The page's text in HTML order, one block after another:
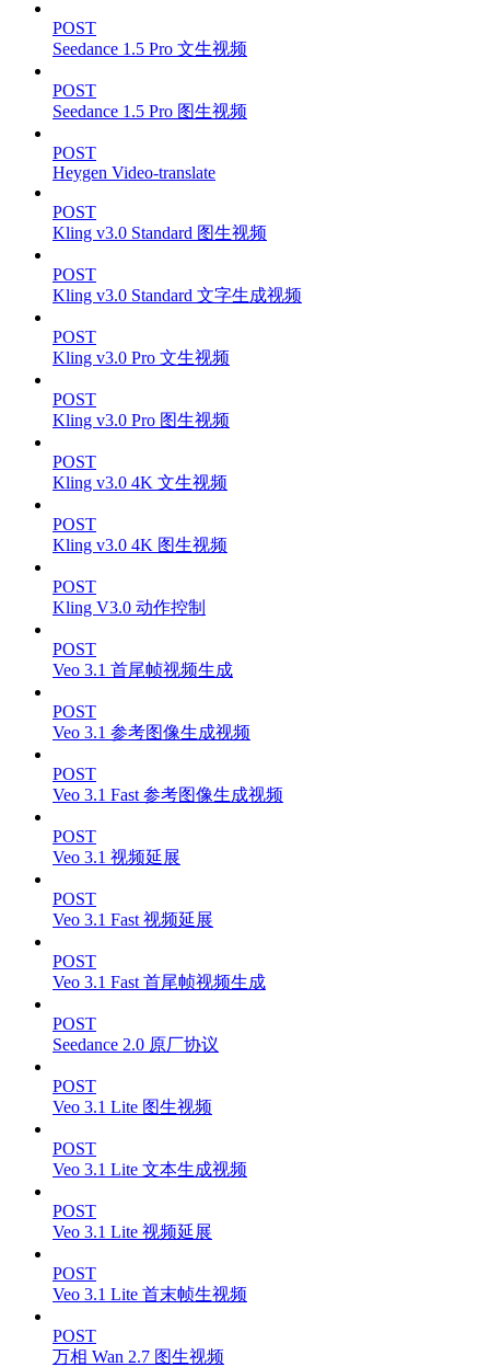
POST
Seedance 1.5 Pro 文生视频
POST
Seedance 1.5 Pro 图生视频
POST
Heygen Video-translate
POST
Kling v3.0 Standard 图生视频
POST
Kling v3.0 Standard 文字生成视频
POST
Kling v3.0 Pro 文生视频
POST
Kling v3.0 Pro 图生视频
POST
Kling v3.0 4K 文生视频
POST
Kling v3.0 4K 图生视频
POST
Kling V3.0 动作控制
POST
Veo 3.1 首尾帧视频生成
POST
Veo 3.1 参考图像生成视频
POST
Veo 3.1 Fast 参考图像生成视频
POST
Veo 3.1 视频延展
POST
Veo 3.1 Fast 视频延展
POST
Veo 3.1 Fast 首尾帧视频生成
POST
Seedance 2.0 原厂协议
POST
Veo 3.1 Lite 图生视频
POST
Veo 3.1 Lite 文本生成视频
POST
Veo 3.1 Lite 视频延展
POST
Veo 3.1 Lite 首末帧生视频
POST
万相 Wan 2.7 图生视频